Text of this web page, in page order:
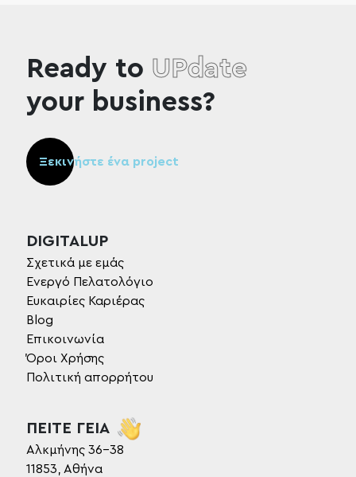
Ready to UPdate
your business?
Ξεκινήστε ένα project
DIGITALUP
Σχετικά με εμάς
Ενεργό Πελατολόγιο
Ευκαιρίες Καριέρας
Blog
Επικοινωνία
Όροι Χρήσης
Πολιτική απορρήτου
ΠΕΙΤΕ ΓΕΙΑ
Αλκμήνης 36-38
11853, Αθήνα